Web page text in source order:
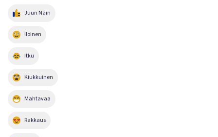
Juuri Näin
Iloinen
Itku
Kiukkuinen
Mahtavaa
Rakkaus